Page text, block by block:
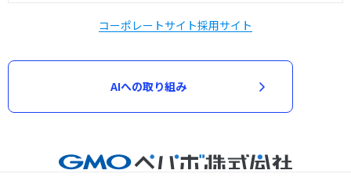
コーポレートサイト採用サイト
AIへの取り組み